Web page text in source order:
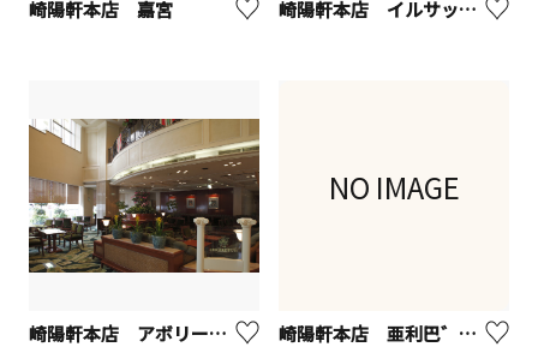
崎陽軒本店 嘉宮 崎陽軒本店 イルサッジオ
崎陽軒本店 アボリータム
NO IMAGE
崎陽軒本店 亜利巴゛巴゛